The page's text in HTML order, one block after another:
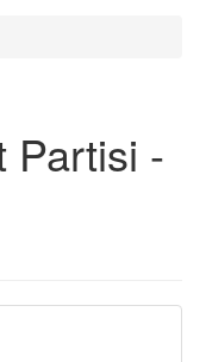
Partisi -